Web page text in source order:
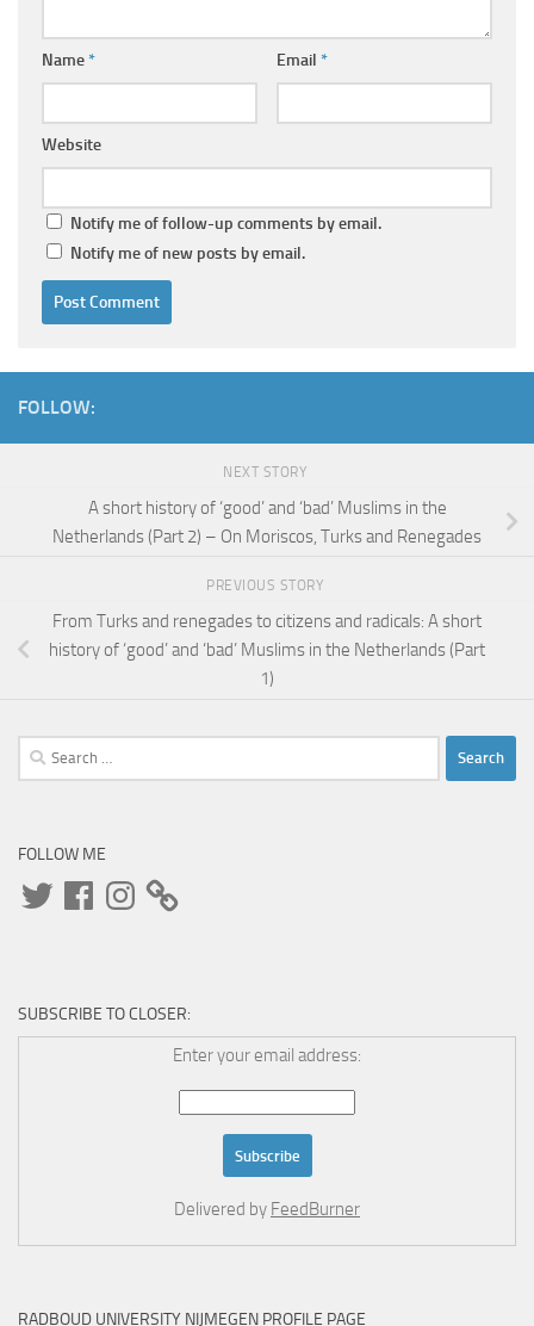
Name* Email *
Website
Notify me of follow-up comments by email.
Notify me of new posts by email.
FOLLOW:
NEXT STORY
A short history of ‘good’ and ‘bad’ Muslims in the
Netherlands (Part 2) – On Moriscos, Turks and Renegades
PREVIOUS STORY
From Turks and renegades to citizens and radicals: A short
history of ‘good’ and ‘bad’ Muslims in the Netherlands (Part
1)
Search
for:
FOLLOW ME
TwitterFacebookInstagram
SUBSCRIBE TO CLOSER:
Enter your email address:
Delivered by FeedBurner
RADBOUD UNIVERSITY NIJMEGEN PROFILE PAGE